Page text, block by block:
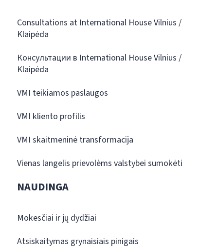
Consultations at International House Vilnius /
Klaipėda
Консультации в International House Vilnius /
Klaipėda
VMI teikiamos paslaugos
VMI kliento profilis
VMI skaitmeninė transformacija
Vienas langelis prievolėms valstybei sumokėti
NAUDINGA
Mokesčiai ir jų dydžiai
Atsiskaitymas grynaisiais pinigais